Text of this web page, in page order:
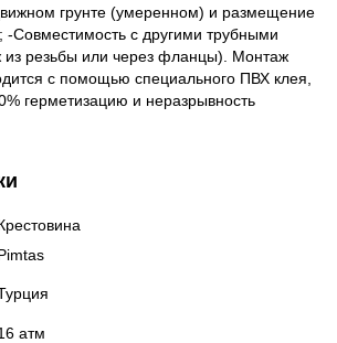
грунте (умеренном) и размещение
Совместимость с другими трубными
из резьбы или через фланцы). Монтаж
с помощью специального ПВХ клея,
герметизацию и неразрывность
атм